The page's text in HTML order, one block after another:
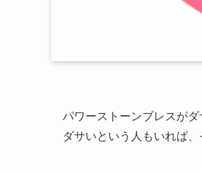
パワーストーンブレスが
ダサいという人もいれば